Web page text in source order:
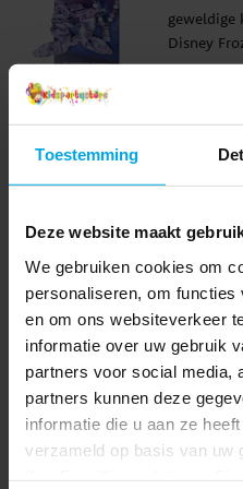
Toestemming
Deze website maakt
We gebruiken cookies om
personaliseren, om
en om ons websiteverkeer
informatie over uw gebruik
partners voor social media,
partners kunnen deze
informatie die u aan ze
verzameld op basis van uw
geweldige
Disney
hun
paar
Disney
Deze
kleine
collectie.
met
Frozen.
Prijs:€
€ 4,90
Disney